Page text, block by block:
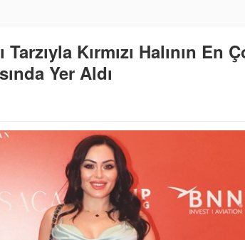
Kırmızı Halının En
Yer Aldı